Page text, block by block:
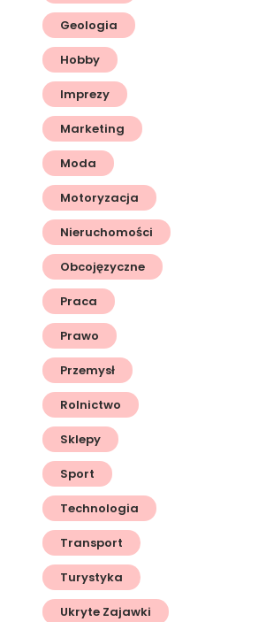
Geologia
Hobby
Imprezy
Marketing
Moda
Motoryzacja
Nieruchomości
Obcojęzyczne
Praca
Prawo
Przemysł
Rolnictwo
Sklepy
Sport
Technologia
Transport
Turystyka
Ukryte Zajawki